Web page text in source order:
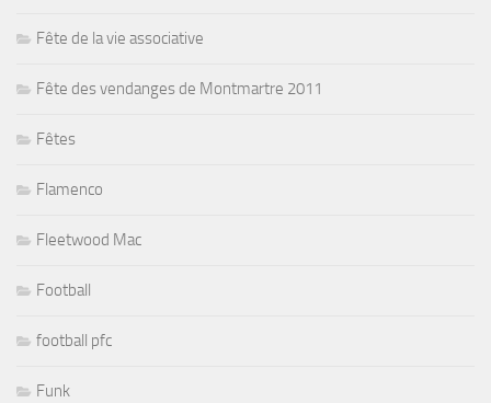
Fête de la vie associative
Fête des vendanges de Montmartre 2011
Fêtes
Flamenco
Fleetwood Mac
Football
football pfc
Funk